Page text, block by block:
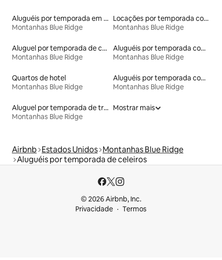
Aluguéis por temporada em acampamentos
Montanhas Blue Ridge
Locações por temporada com piscina
Montanhas Blue Ridge
Aluguel por temporada de casas na árvore
Montanhas Blue Ridge
Aluguéis por temporada com caiaque
Montanhas Blue Ridge
Quartos de hotel
Montanhas Blue Ridge
Aluguéis por temporada com café da manhã
Montanhas Blue Ridge
Aluguel por temporada de trens
Montanhas Blue Ridge
Mostrar mais
Airbnb Estados Unidos Montanhas Blue Ridge
Aluguéis por temporada de celeiros
© 2026 Airbnb, Inc.
Privacidade
Termos